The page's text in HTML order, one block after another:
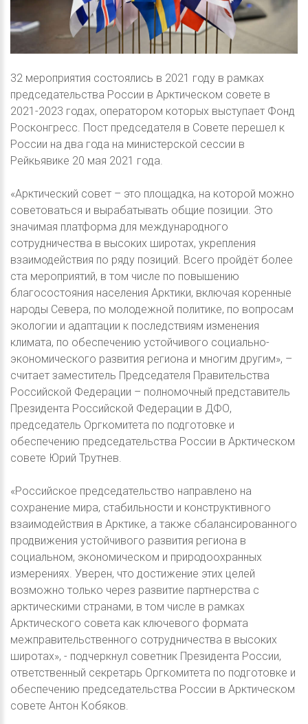
32 мероприятия состоялись в 2021 году в рамках
председательства России в Арктическом совете в
2021-2023 годах, оператором которых выступает Фонд
Росконгресс. Пост председателя в Совете перешел к
России на два года на министерской сессии в
Рейкьявике 20 мая 2021 года.
«Арктический совет – это площадка, на которой можно
советоваться и вырабатывать общие позиции. Это
значимая платформа для международного
сотрудничества в высоких широтах, укрепления
взаимодействия по ряду позиций. Всего пройдёт более
ста мероприятий, в том числе по повышению
благосостояния населения Арктики, включая коренные
народы Севера, по молодежной политике, по вопросам
экологии и адаптации к последствиям изменения
климата, по обеспечению устойчивого социально-
экономического развития региона и многим другим», –
считает заместитель Председателя Правительства
Российской Федерации – полномочный представитель
Президента Российской Федерации в ДФО,
председатель Оргкомитета по подготовке и
обеспечению председательства России в Арктическом
совете Юрий Трутнев.
«Российское председательство направлено на
сохранение мира, стабильности и конструктивного
взаимодействия в Арктике, а также сбалансированного
продвижения устойчивого развития региона в
социальном, экономическом и природоохранных
измерениях. Уверен, что достижение этих целей
возможно только через развитие партнерства с
арктическими странами, в том числе в рамках
Арктического совета как ключевого формата
межправительственного сотрудничества в высоких
широтах», - подчеркнул советник Президента России,
ответственный секретарь Оргкомитета по подготовке и
обеспечению председательства России в Арктическом
совете Антон Кобяков.